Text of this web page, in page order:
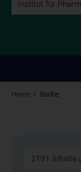
Home Suche
2191 Inhalte